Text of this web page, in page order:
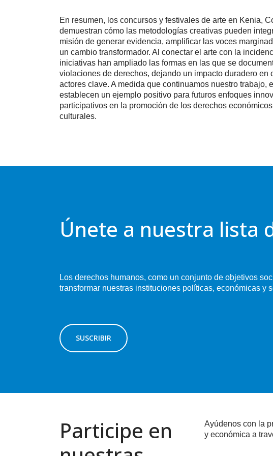
En resumen, los concursos y festivales de arte en Kenia,
demuestran cómo las metodologías creativas pueden
misión de generar evidencia, amplificar las voces
un cambio transformador. Al conectar el arte con la
iniciativas han ampliado las formas en las que se
violaciones de derechos, dejando un impacto duradero en
actores clave. A medida que continuamos nuestro trabajo,
establecen un ejemplo positivo para futuros enfoques
participativos en la promoción de los derechos
culturales.
Únete a nuestra lista
Los derechos humanos, como un conjunto de objetivos
transformar nuestras instituciones políticas, económicas y
SUSCRIBIR
Participe en
Ayúdenos con la
y económica a